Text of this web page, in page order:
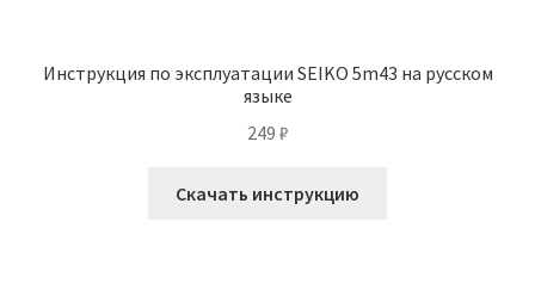
Инструкция по эксплуатации SEIKO 5m43 на русском
языке
249 ₽
Скачать инструкцию